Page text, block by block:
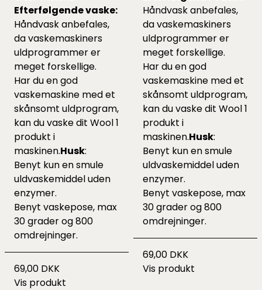
Efterfølgende vaske:
Håndvask anbefales,
da vaskemaskiners
uldprogrammer er
meget forskellige.
Har du en god
vaskemaskine med et
skånsomt uldprogram,
kan du vaske dit Wool 1
produkt i
maskinen.Husk:
Benyt kun en smule
uldvaskemiddel uden
enzymer.
Benyt vaskepose, max
30 grader og 800
omdrejninger.
69,00 DKK
Vis produkt
Håndvask anbefales,
da vaskemaskiners
uldprogrammer er
meget forskellige.
Har du en god
vaskemaskine med et
skånsomt uldprogram,
kan du vaske dit Wool 1
produkt i
maskinen.Husk:
Benyt kun en smule
uldvaskemiddel uden
enzymer.
Benyt vaskepose, max
30 grader og 800
omdrejninger.
69,00 DKK
Vis produkt